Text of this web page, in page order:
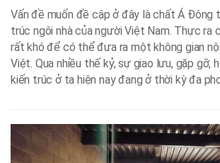
Vấn đề muốn đề cập ở đây là chất Á Đông
trúc ngôi nhà của người Việt Nam. Thực ra
rất khó để có thể đưa ra một không gian
Việt. Qua nhiều thế kỷ, sự giao lưu, gặp gỡ,
kiến trúc ở ta hiện nay đang ở thời kỳ đa